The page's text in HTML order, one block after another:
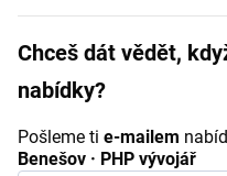
Chceš dát vědět,
nabídky?
Pošleme ti e-mailem
Benešov · PHP vývojář